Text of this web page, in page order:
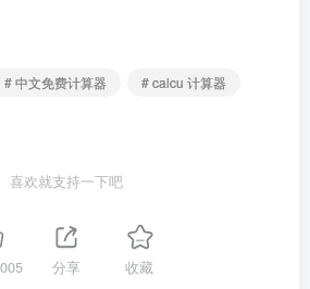
# 中文免费计算器
# calcu 计算器
喜欢就支持一下吧
分享 收藏